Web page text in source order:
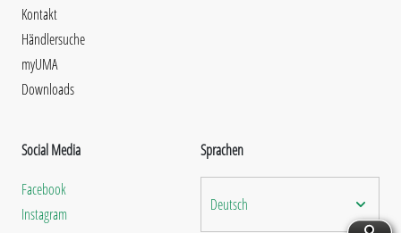
Kontakt
Händlersuche
myUMA
Downloads
Social Media
Facebook
Instagram
Sprachen
Deutsch